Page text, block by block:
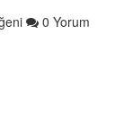
0 Yorum